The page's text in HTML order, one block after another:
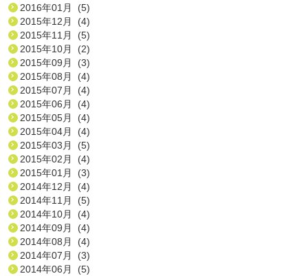
2016年01月 (5)
2015年12月 (4)
2015年11月 (5)
2015年10月 (2)
2015年09月 (3)
2015年08月 (4)
2015年07月 (4)
2015年06月 (4)
2015年05月 (4)
2015年04月 (4)
2015年03月 (5)
2015年02月 (4)
2015年01月 (3)
2014年12月 (4)
2014年11月 (5)
2014年10月 (4)
2014年09月 (4)
2014年08月 (4)
2014年07月 (3)
2014年06月 (5)